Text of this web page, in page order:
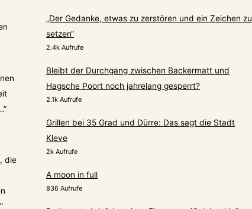
”
die
”
„Der Gedanke, etwas zu zerstören und ein Zeichen zu
setzen“
2.4k Aufrufe
Bleibt der Durchgang zwischen Backermatt und
Hagsche Poort noch jahrelang gesperrt?
2.1k Aufrufe
Grillen bei 35 Grad und Dürre: Das sagt die Stadt
Kleve
2k Aufrufe
A moon in full
836 Aufrufe